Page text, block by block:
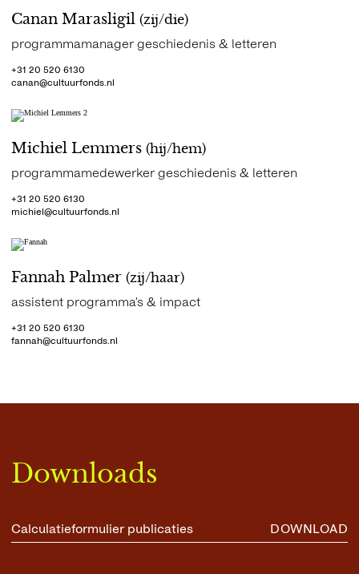
Canan Marasligil (zij/die)
programmamanager geschiedenis & letteren
+31 20 520 6130
canan@cultuurfonds.nl
Michiel Lemmers (hij/hem)
programmamedewerker geschiedenis & letteren
+31 20 520 6130
michiel@cultuurfonds.nl
Fannah Palmer (zij/haar)
assistent programma's & impact
+31 20 520 6130
fannah@cultuurfonds.nl
Downloads
Calculatieformulier publicaties DOWNLOAD